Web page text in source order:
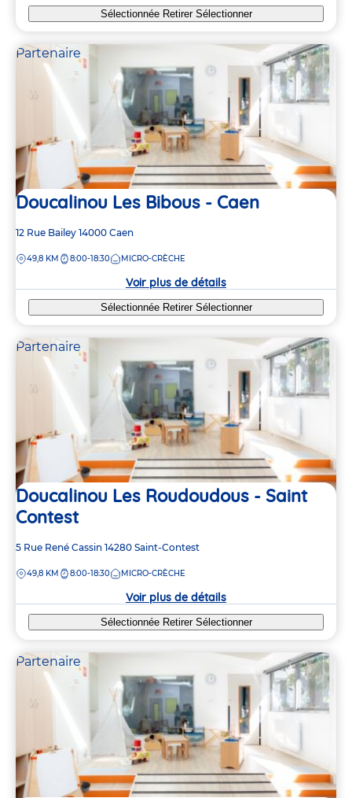
Sélectionnée Retirer Sélectionner
Partenaire
Doucalinou Les Bibous - Caen
Adresse
la
12 Rue Bailey 14000 Caen
DISTANCE
49,8 KM 8:00-18:30 MICRO-CRÈCHE
Voir plus de détails
Sélectionnée Retirer Sélectionner
Partenaire
Doucalinou Les Roudoudous - Saint
Contest
Adresse
la
5 Rue René Cassin 14280 Saint-Contest
DISTANCE
49,8 KM 8:00-18:30 MICRO-CRÈCHE
Voir plus de détails
Sélectionnée Retirer Sélectionner
Partenaire